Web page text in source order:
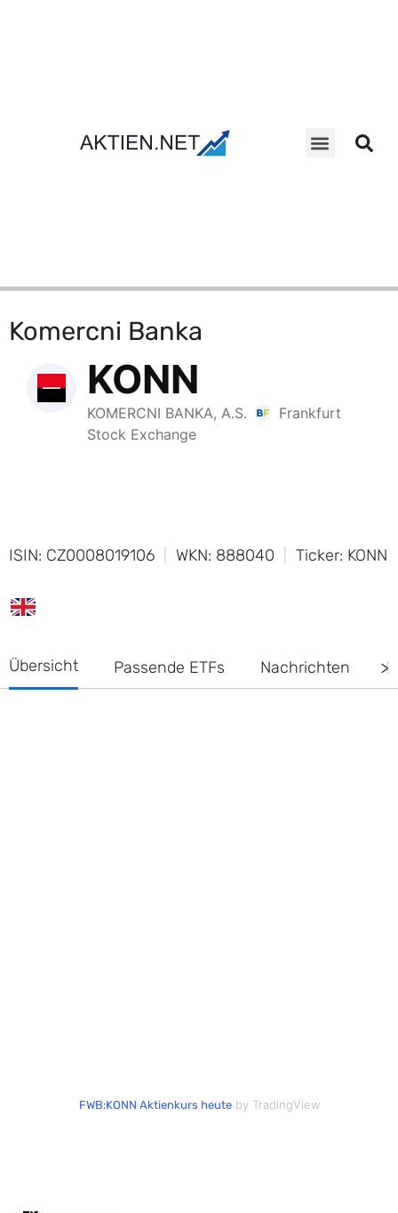
Komercni Banka
ISIN: CZ0008019106 WKN: 888040 Ticker: KONN
Übersicht Passende ETFs Nachrichten
FWB:KONN Aktienkurs heuteby TradingView